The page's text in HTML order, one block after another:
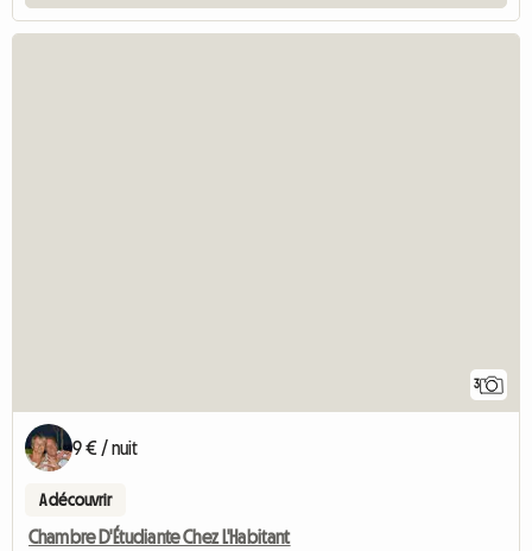
3
9 € / nuit
A découvrir
Chambre D'Étudiante Chez L'Habitant